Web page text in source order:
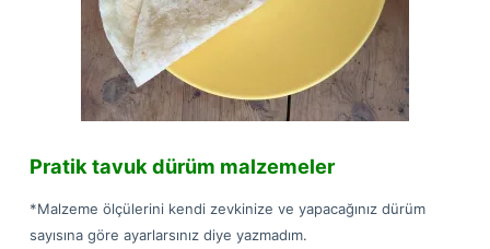
Pratik tavuk dürüm malzemeler
*Malzeme ölçülerini kendi zevkinize ve yapacağınız dürüm
sayısına göre ayarlarsınız diye yazmadım.